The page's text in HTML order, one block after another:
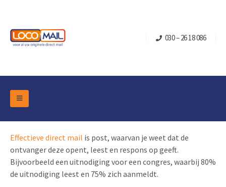
030 – 26 18 086
Effectieve direct mail is post, waarvan je weet dat de
ontvanger deze opent, leest en respons op geeft.
Bijvoorbeeld een uitnodiging voor een congres, waarbij 80%
de uitnodiging leest en 75% zich aanmeldt.
DM Marketing Tools
Overzicht Categorieën
Pop-up Kubussen
Turning Card
Klepdoosjes
Branche
Retail Marketing
Gelegenheden